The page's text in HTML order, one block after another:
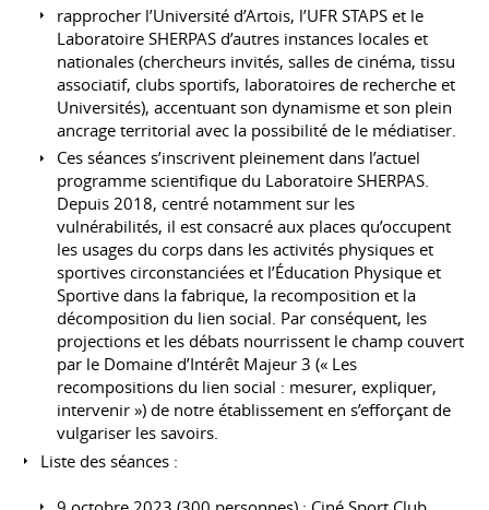
rapprocher l’Université d’Artois, l’UFR STAPS et le
Laboratoire SHERPAS d’autres instances locales et
nationales (chercheurs invités, salles de cinéma, tissu
associatif, clubs sportifs, laboratoires de recherche et
Universités), accentuant son dynamisme et son plein
ancrage territorial avec la possibilité de le médiatiser.
Ces séances s’inscrivent pleinement dans l’actuel
programme scientifique du Laboratoire SHERPAS.
Depuis 2018, centré notamment sur les
vulnérabilités, il est consacré aux places qu’occupent
les usages du corps dans les activités physiques et
sportives circonstanciées et l’Éducation Physique et
Sportive dans la fabrique, la recomposition et la
décomposition du lien social. Par conséquent, les
projections et les débats nourrissent le champ couvert
par le Domaine d’Intérêt Majeur 3 (« Les
recompositions du lien social : mesurer, expliquer,
intervenir ») de notre établissement en s’efforçant de
vulgariser les savoirs.
Liste des séances :